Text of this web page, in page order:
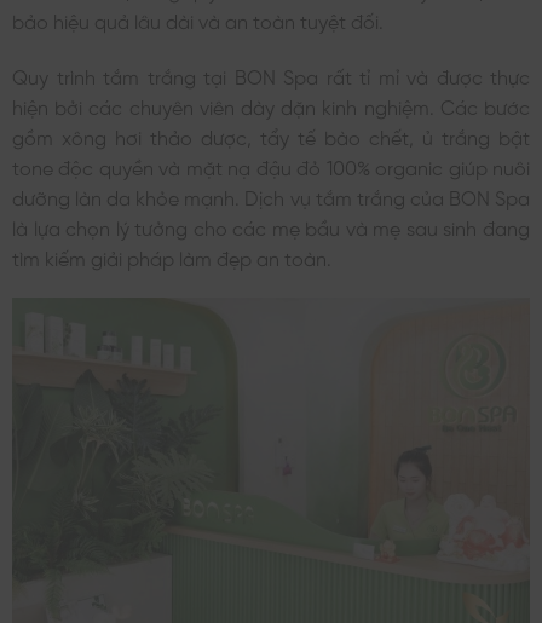
bảo hiệu quả lâu dài và an toàn tuyệt đối.
Quy trình tắm trắng tại BON Spa rất tỉ mỉ và được thực
hiện bởi các chuyên viên dày dặn kinh nghiệm. Các bước
gồm xông hơi thảo dược, tẩy tế bào chết, ủ trắng bật
tone độc quyền và mặt nạ đậu đỏ 100% organic giúp nuôi
dưỡng làn da khỏe mạnh. Dịch vụ tắm trắng của BON Spa
là lựa chọn lý tưởng cho các mẹ bầu và mẹ sau sinh đang
tìm kiếm giải pháp làm đẹp an toàn.